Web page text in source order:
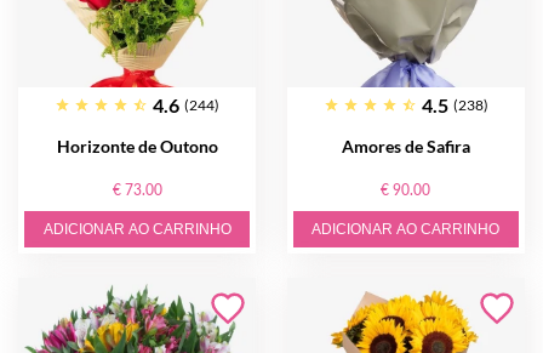
4.6 (244)
Horizonte de Outono
€ 73.00
ADICIONAR AO CARRINHO
4.5 (238)
Amores de Safira
€ 90.00
ADICIONAR AO CARRINHO